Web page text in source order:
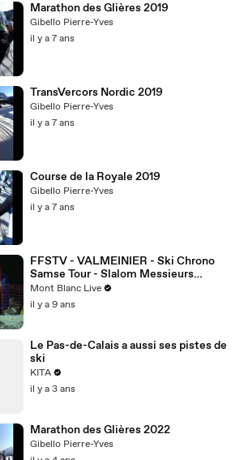
Marathon des Glières 2019
Gibello Pierre-Yves
il y a 7 ans
TransVercors Nordic 2019
Gibello Pierre-Yves
il y a 7 ans
Course de la Royale 2019
Gibello Pierre-Yves
il y a 7 ans
FFSTV - VALMEINIER - Ski Chrono
Samse Tour - Slalom Messieurs
Manche 2
Mont Blanc Live
il y a 9 ans
Le Pas-de-Calais a aussi ses pistes de
ski
KITA
il y a 3 ans
Marathon des Glières 2022
Gibello Pierre-Yves